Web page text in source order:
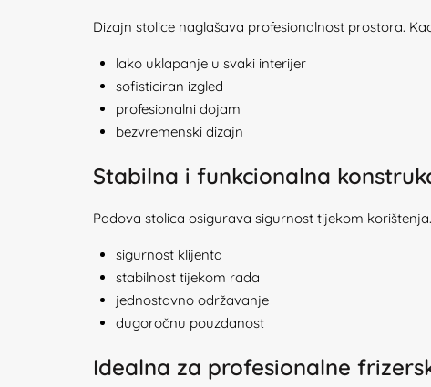
Dizajn stolice naglašava profesionalnost prostora.
lako uklapanje u svaki interijer
sofisticiran izgled
profesionalni dojam
bezvremenski dizajn
Stabilna i funkcionalna
Padova stolica osigurava sigurnost tijekom
sigurnost klijenta
stabilnost tijekom rada
jednostavno održavanje
dugoročnu pouzdanost
Idealna za profesionalne